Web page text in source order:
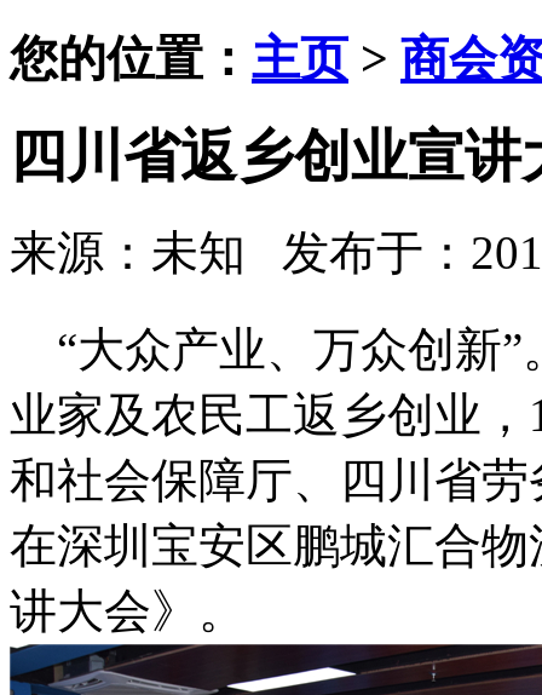
您的位置： 主页> 商会
四川省返乡创业宣
来源：未知 发布于：
“大众产业、万众创新”
业家及农民工返乡创业
和社会保障厅、四川省
在深圳宝安区鹏城汇合
讲大会》。